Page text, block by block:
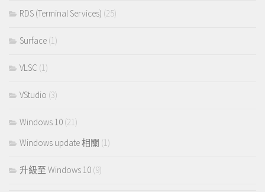
RDS (Terminal Services) (25)
Surface (1)
VLSC (1)
VStudio (3)
Windows 10 (21)
Windows update 相關 (1)
升級至 Windows 10 (9)